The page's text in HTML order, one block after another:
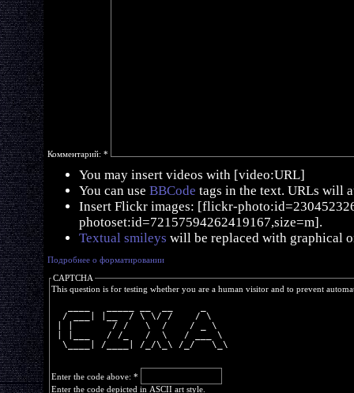
Комментарий: *
You may insert videos with [video:URL]
You can use BBCode tags in the text. URLs will
Insert Flickr images: [flickr-
photoset:id=72157594262419167,size=m].
Textual smileys will be replaced with graphical
Подробнее о форматировании
CAPTCHA
This question is for testing whether you are a human visitor and to prevent
  / ___| |__  / \ \/ /    / \
| |       / /   \  /    / _ \
| |___   / /_   /  \   / ___ \
  \____| /____| /_/\_\ /_/   \_\
Enter the code above: *
Enter the code depicted in ASCII art style.